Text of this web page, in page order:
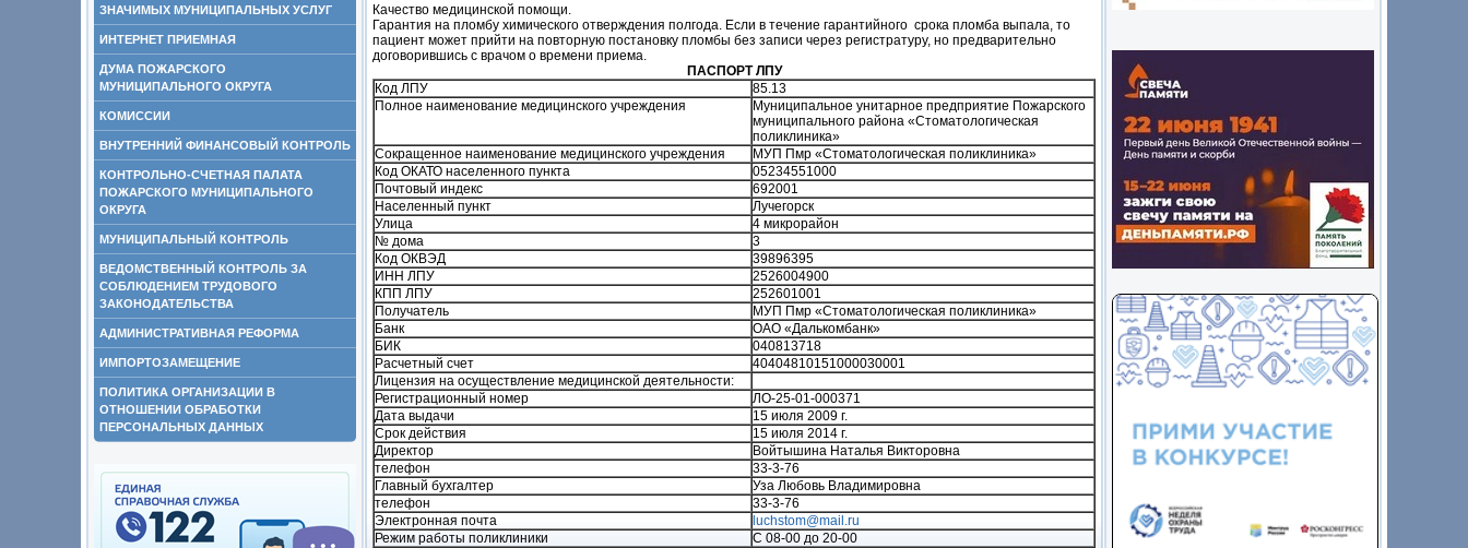
ЗНАЧИМЫХ МУНИЦИПАЛЬНЫХ УСЛУГ
ИНТЕРНЕТ ПРИЕМНАЯ
ДУМА ПОЖАРСКОГО
МУНИЦИПАЛЬНОГО ОКРУГА
КОМИССИИ
ВНУТРЕННИЙ ФИНАНСОВЫЙ КОНТРОЛЬ
КОНТРОЛЬНО-СЧЕТНАЯ ПАЛАТА
ПОЖАРСКОГО МУНИЦИПАЛЬНОГО
ОКРУГА
МУНИЦИПАЛЬНЫЙ КОНТРОЛЬ
ВЕДОМСТВЕННЫЙ КОНТРОЛЬ ЗА
СОБЛЮДЕНИЕМ ТРУДОВОГО
ЗАКОНОДАТЕЛЬСТВА
АДМИНИСТРАТИВНАЯ РЕФОРМА
ИМПОРТОЗАМЕЩЕНИЕ
ПОЛИТИКА ОРГАНИЗАЦИИ В
ОТНОШЕНИИ ОБРАБОТКИ
ПЕРСОНАЛЬНЫХ ДАННЫХ
Качество медицинской помощи.
Гарантия на пломбу химического отверждения полгода. Если в течение гарантийного срока пломба выпала, то
пациент может прийти на повторную постановку пломбы без записи через регистратуру, но предварительно
договорившись с врачом о времени приема.
ПАСПОРТ ЛПУ
Код ЛПУ
85.13
Полное наименование медицинского учреждения
Муниципальное унитарное предприятие Пожарского
муниципального района «Стоматологическая
поликлиника»
Сокращенное наименование медицинского учреждения
МУП Пмр «Стоматологическая поликлиника»
Код ОКАТО населенного пункта
05234551000
Почтовый индекс
692001
Населенный пункт
Лучегорск
Улица
4 микрорайон
№ дома
3
Код ОКВЭД
39896395
ИНН ЛПУ
2526004900
КПП ЛПУ
252601001
Получатель
МУП Пмр «Стоматологическая поликлиника»
Банк
ОАО «Далькомбанк»
БИК
040813718
Расчетный счет
40404810151000030001
Лицензия на осуществление медицинской деятельности:
Регистрационный номер
ЛО-25-01-000371
Дата выдачи
15 июля 2009 г.
Срок действия
15 июля 2014 г.
Директор
Войтышина Наталья Викторовна
телефон
33-3-76
Главный бухгалтер
Уза Любовь Владимировна
телефон
33-3-76
Электронная почта
luchstom@mail.ru
Режим работы поликлиники
С 08-00 до 20-00